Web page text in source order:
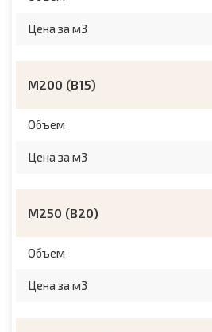
Цена за м3
М200 (B15)
Объем
Цена за м3
М250 (B20)
Объем
Цена за м3